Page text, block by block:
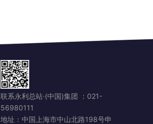
联系永利总站·(中国)集团 ： 021-
56980111
地址：中国上海市中山北路198号申